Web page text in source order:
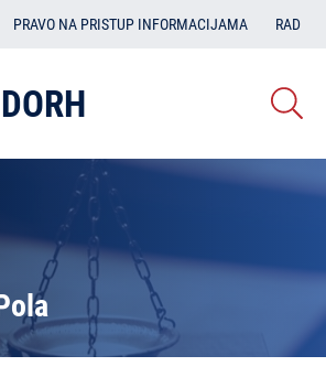
PRAVO NA PRISTUP INFORMACIJAMA RAD
DORH